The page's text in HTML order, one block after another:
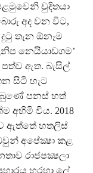
චුදිතයා
අද වන විට,
තැන ඕනෑම
නෙයියාඩගම’
ඇත. බැසිල්
සිටි හැට
පනස් හත්
අහිමි විය. 2018
ඇත්තේ හතලිස්
අපේක්‍ෂා කළ
රාජපක්‍ෂලා
හරහා ලේ